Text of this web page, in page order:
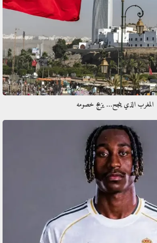
المغرب الذي ينجح… يزعج خصومه